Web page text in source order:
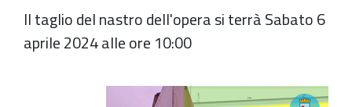
Il taglio del nastro dell'opera si terrà Sabato 6
aprile 2024 alle ore 10:00
https://old.comune.zolapredosa.bo.it/events/